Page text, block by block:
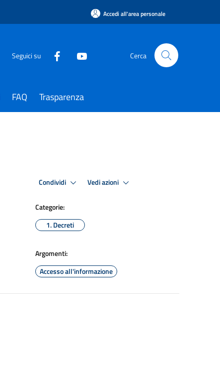
Accedi all'area personale
Seguici su Cerca
FAQ Trasparenza
Condividi Vedi azioni
Categorie:
1. Decreti
Argomenti:
Accesso all'informazione